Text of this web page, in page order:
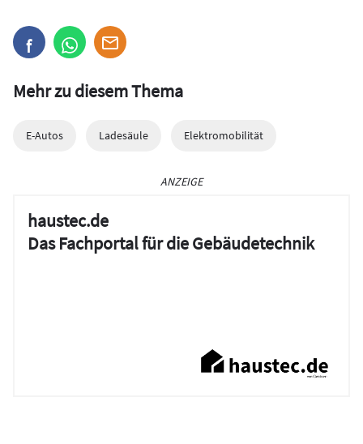
Mehr zu diesem Thema
E-Autos Ladesäule Elektromobilität
ANZEIGE
haustec.de
Das Fachportal für die Gebäudetechnik